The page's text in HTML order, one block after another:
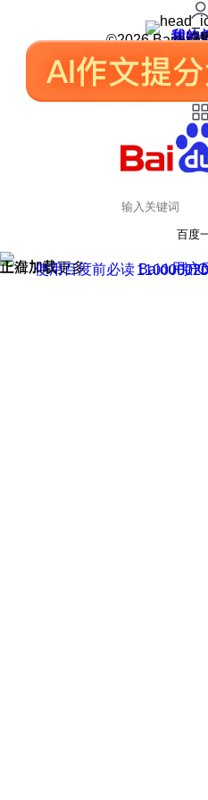
我的
我的
皮肤
用户
设
©2026 Baidu
百度
正在加载
上滑加载更多 用户
使用百度前必读 Baidu 京
京公网安备